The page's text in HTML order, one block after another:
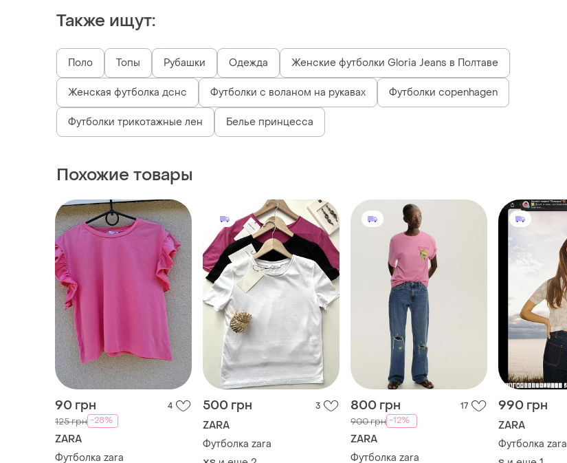
Также ищут:
Поло Топы Рубашки Одежда Женские футболки Gloria Jeans в Полтаве
Женская футболка дснс Футболки с воланом на рукавах Футболки copenhagen
Футболки трикотажные лен Белье принцесса
Похожие товары
90 грн 4
125 грн -28%
ZARA
Футболка zara
500 грн 3
ZARA
Футболка zara
800 грн 17
900 грн -12%
ZARA
Футболка zara
990 грн
ZARA
Футболка zara